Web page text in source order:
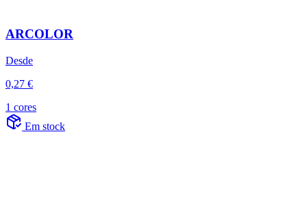
ARCOLOR
Desde
0,27 €
1 cores
Em stock